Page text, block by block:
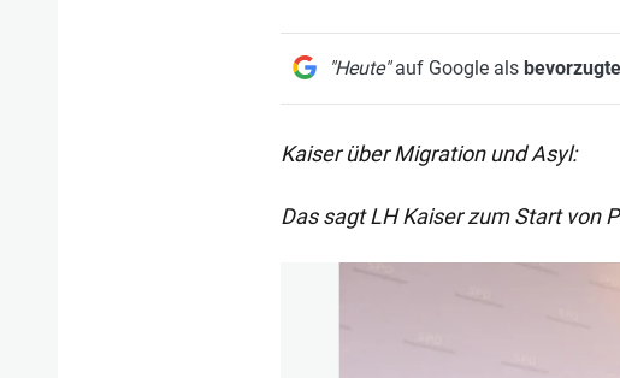
"Heute"auf Google als
Kaiser über Migration und Asyl:
Das sagt LH Kaiser zum Start von
1/19